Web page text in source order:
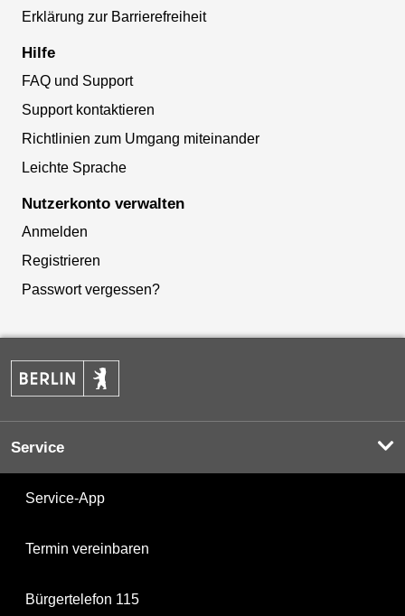
Erklärung zur Barrierefreiheit
Hilfe
FAQ und Support
Support kontaktieren
Richtlinien zum Umgang miteinander
Leichte Sprache
Nutzerkonto verwalten
Anmelden
Registrieren
Passwort vergessen?
Service
Service-App
Termin vereinbaren
Bürgertelefon 115